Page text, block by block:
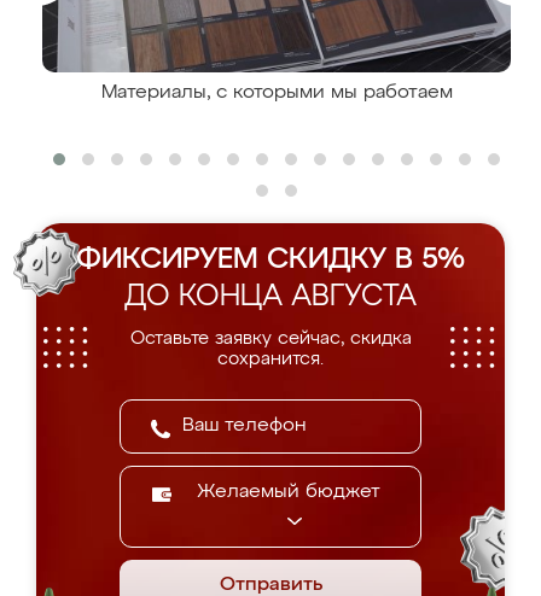
Материалы, с которыми мы работаем
ФИКСИРУЕМ СКИДКУ В 5%
ДО КОНЦА АВГУСТА
Оставьте заявку сейчас, скидка
сохранится.
Желаемый бюджет
Отправить